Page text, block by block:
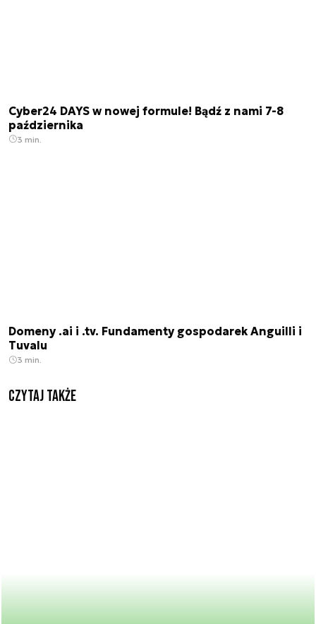
Cyber24 DAYS w nowej formule! Bądź z nami 7-8
października
3 min.
Domeny .ai i .tv. Fundamenty gospodarek Anguilli i
Tuvalu
3 min.
Czytaj także